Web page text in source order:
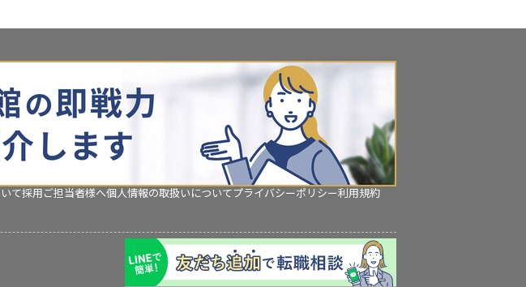
て採用ご担当者様へ個人情報の取扱いについてプライバシーポリシー利用規約